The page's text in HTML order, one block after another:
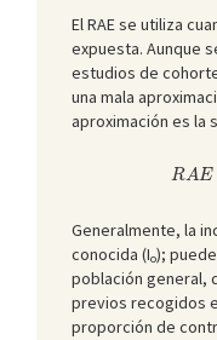
El RAE se utiliza
expuesta. Aunque
estudios de
una mala
aproximación es la
RA E
Generalmente, la
conocida (Io);
población general,
previos recogidos
proporción de